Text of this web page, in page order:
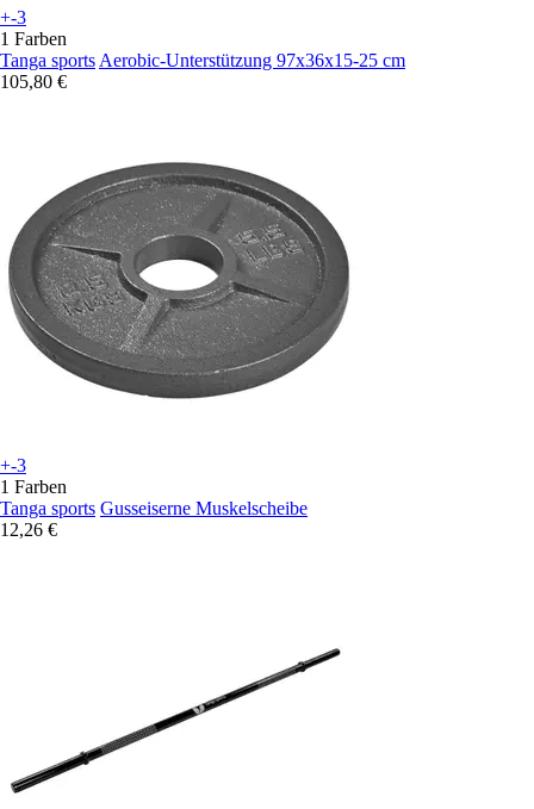
+-3
1 Farben
Tanga sports Aerobic-Unterstützung 97x36x15-25 cm
105,80 €
+-3
1 Farben
Tanga sports Gusseiserne Muskelscheibe
12,26 €